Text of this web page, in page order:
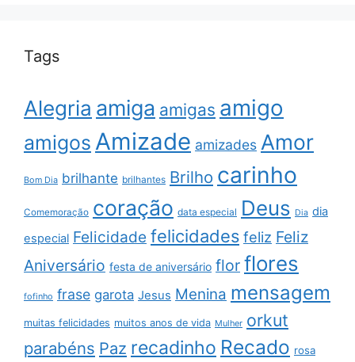
Tags
Alegria amiga amigas amigo
amigos Amizade amizades Amor
Bom Dia brilhante brilhantes Brilho carinho
Comemoração coração data especial Deus Dia dia
especial Felicidade felicidades feliz Feliz
Aniversário festa de aniversário flor flores
fofinho frase garota Jesus Menina mensagem
muitas felicidades muitos anos de vida Mulher orkut
parabéns Paz recadinho Recado rosa